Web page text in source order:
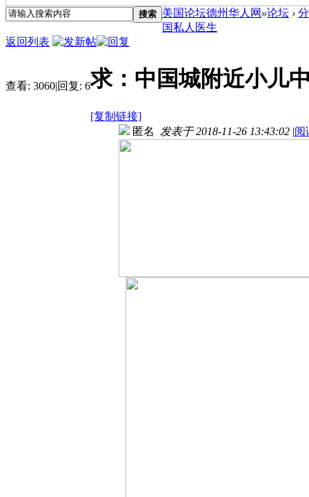
搜索 美国论坛德州华人网 »论坛 ›
国私人医生
返回列表
查看: 3060|回复: 6求：中国城附近小儿
[复制链接]
匿名 发表于 2018-11-26 13:43:02 |阅